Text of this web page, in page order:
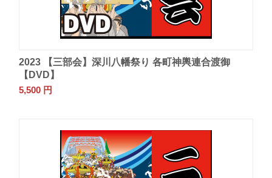
2023 【三部会】深川八幡祭り 各町神輿連合渡御
【DVD】
5,500 円